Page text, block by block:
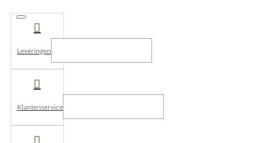
Leveringen
Klantenservice